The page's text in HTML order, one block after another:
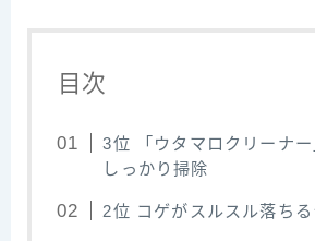
目次
3位 「ウタマロクリーナ
しっかり掃除
2位 コゲがスルスル落ちる